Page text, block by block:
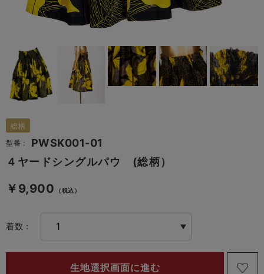
総柄
型番：
PWSK001-01
４ヤードシングルパウ (総柄）
￥9,900 （税込）
着数：